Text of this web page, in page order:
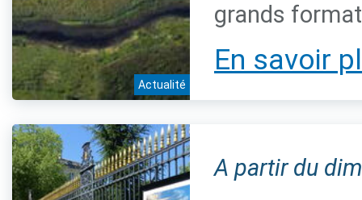
Actualité
grands
En savoir
A partir du